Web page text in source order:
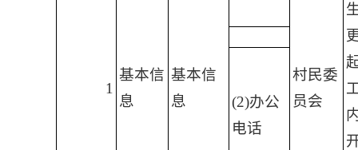
1
基本信
息
基本信
息
村民委
员会
(2)办公
电话